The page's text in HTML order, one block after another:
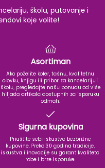
školu, putovanje i
koje volite!
Asortiman
Ako poželite kofer, tašnu, kvalitetnu
olovku, knjigu ili pribor za kancelariju i
školu, pregledajte našu ponudu od više
hiljada artikala dostupnih za isporuku
odmah.
Sigurna kupovina
Priuštite sebi iskustvo bezbrižne
kupovine. Preko 30 godina tradicije,
iskustva i inovacije su garant kvaliteta
robe i brze isporuke.